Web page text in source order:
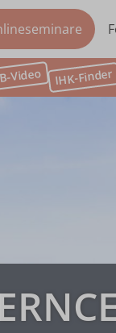
Video IHK-Finder